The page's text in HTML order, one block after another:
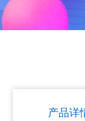
产品详